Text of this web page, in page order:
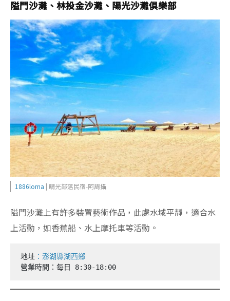
隘門沙灘、林投金沙灘、陽光沙灘俱樂部
1886loma | 晴光部落民宿-阿周攝
隘門沙灘上有許多裝置藝術作品，此處水域平靜，適合水
上活動，如香蕉船、水上摩托車等活動。
地址 ：澎湖縣湖西鄉
營業時間：每日 8:30-18:00